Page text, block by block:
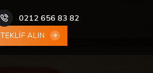
0212 656 83 82
TEKLİF ALIN